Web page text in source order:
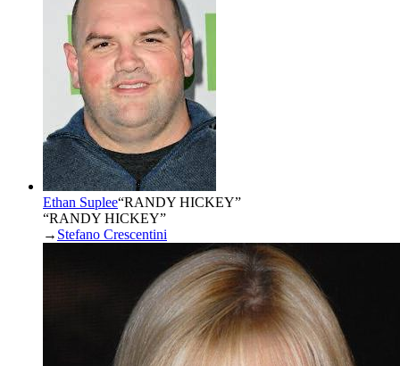
Ethan Suplee“RANDY HICKEY”
“RANDY HICKEY”
→ Stefano Crescentini